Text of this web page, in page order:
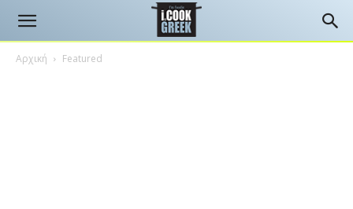
Αρχική Featured